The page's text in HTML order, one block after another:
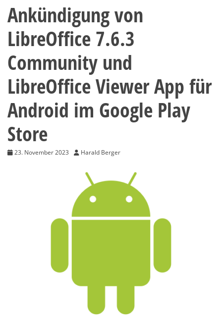
Ankündigung von
LibreOffice 7.6.3
Community und
LibreOffice Viewer App für
Android im Google Play
Store
23. November 2023 Harald Berger